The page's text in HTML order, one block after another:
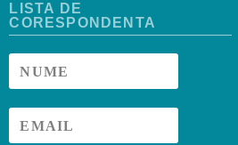
LISTA DE
CORESPONDENTA